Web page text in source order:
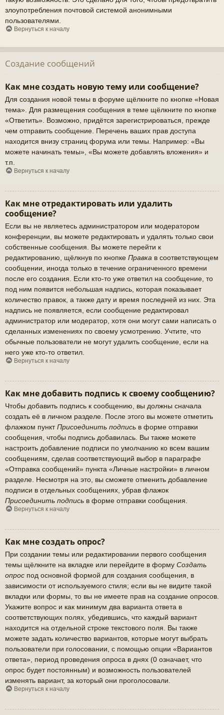
злоупотребления почтовой системой анонимными
пользователями.
Вернуться к началу
Создание сообщений
Как мне создать новую тему или сообщение?
Для создания новой темы в форуме щёлкните по кнопке «Новая
тема». Для размещения сообщения в теме щёлкните по кнопке
«Ответить». Возможно, придётся зарегистрироваться, прежде
чем отправить сообщение. Перечень ваших прав доступа
находится внизу страниц форума или темы. Например: «Вы
можете начинать темы», «Вы можете добавлять вложения» и
т.п.
Вернуться к началу
Как мне отредактировать или удалить
сообщение?
Если вы не являетесь администратором или модератором
конференции, вы можете редактировать и удалять только свои
собственные сообщения. Вы можете перейти к
редактированию, щёлкнув по кнопке Правка в соответствующем
сообщении, иногда только в течение ограниченного времени
после его создания. Если кто-то уже ответил на сообщение, то
под ним появится небольшая надпись, которая показывает
количество правок, а также дату и время последней из них. Эта
надпись не появляется, если сообщение редактировал
администратор или модератор, хотя они могут сами написать о
сделанных изменениях по своему усмотрению. Учтите, что
обычные пользователи не могут удалить сообщение, если на
него уже кто-то ответил.
Вернуться к началу
Как мне добавить подпись к своему сообщению?
Чтобы добавить подпись к сообщению, вы должны сначала
создать её в личном разделе. После этого вы можете отметить
флажком пунктПрисоединить подпись в форме отправки
сообщения, чтобы подпись добавилась. Вы также можете
настроить добавление подписи по умолчанию ко всем вашим
сообщениям, сделав соответствующий выбор в параграфе
«Отправка сообщений» пункта «Личные настройки» в личном
разделе. Несмотря на это, вы сможете отменить добавление
подписи в отдельных сообщениях, убрав флажок
Присоединить подпись в форме отправки сообщения.
Вернуться к началу
Как мне создать опрос?
При создании темы или редактировании первого сообщения
темы щёлкните на вкладке или перейдите в форму Создать
опрос под основной формой для создания сообщения, в
зависимости от используемого стиля; если вы не видите такой
вкладки или формы, то вы не имеете прав на создание опросов.
Укажите вопрос и как минимум два варианта ответа в
соответствующих полях, убедившись, что каждый вариант
находится на отдельной строке текстового поля. Вы также
можете задать количество вариантов, которые могут выбрать
пользователи при голосовании, с помощью опции «Вариантов
ответа», период проведения опроса в днях (0 означает, что
опрос будет постоянным) и возможность пользователей
изменять вариант, за который они проголосовали.
Вернуться к началу